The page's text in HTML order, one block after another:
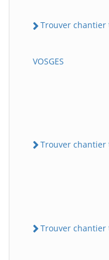
Trouver chantier
VOSGES
Trouver chantier
Trouver chantier